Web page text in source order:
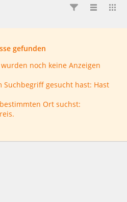
gefunden
noch keine Anzeigen
Suchbegriff gesucht hast: Hast
Ort suchst: